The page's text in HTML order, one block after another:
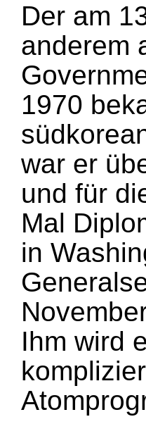
Der am
anderem
1970
war er
und für
Mal
in
Ihm wird